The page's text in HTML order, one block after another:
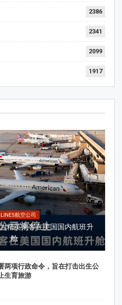
2386
2341
2099
1917
航空公司
精英乘客在美国国内航班升
舱
两项行政命令，旨在打击出生公
生育旅游